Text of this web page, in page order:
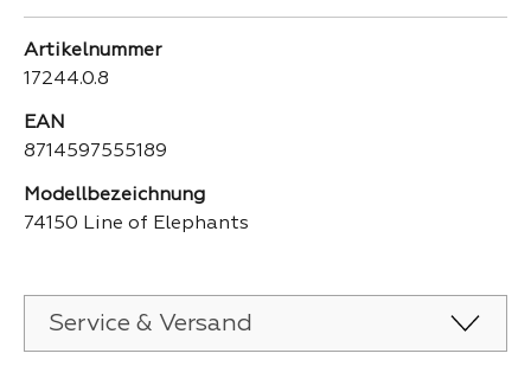
Artikelnummer
17244.0.8
EAN
8714597555189
Modellbezeichnung
74150 Line of Elephants
Service & Versand